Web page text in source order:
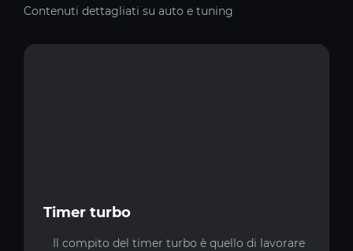
Contenuti dettagliati su auto e tuning
Timer turbo
Il compito del timer turbo è quello di lavorare